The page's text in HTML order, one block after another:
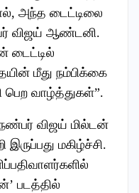
அந்த டைட்டிலை
விஜய் ஆண்டனி.
டைட்டில்
மீது நம்பிக்கை
பெற வாழ்த்துகள்”.
விஜய் மில்டன்
மகிழ்ச்சி.
படத்தில்